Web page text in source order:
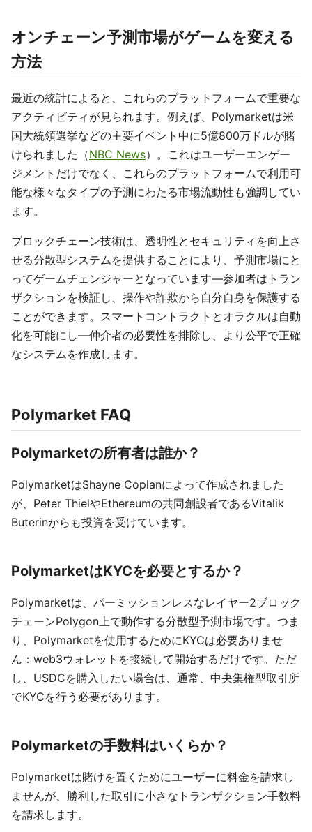
オンチェーン予測市場がゲームを変える
方法
最近の統計によると、これらのプラットフォームで重要な
アクティビティが見られます。例えば、Polymarketは米
国大統領選挙などの主要イベント中に5億800万ドルが賭
けられました（NBC News）。これはユーザーエンゲー
ジメントだけでなく、これらのプラットフォームで利用可
能な様々なタイプの予測にわたる市場流動性も強調してい
ます。
ブロックチェーン技術は、透明性とセキュリティを向上さ
せる分散型システムを提供することにより、予測市場にと
ってゲームチェンジャーとなっています—参加者はトラン
ザクションを検証し、操作や詐欺から自分自身を保護する
ことができます。スマートコントラクトとオラクルは自動
化を可能にし—仲介者の必要性を排除し、より公平で正確
なシステムを作成します。
Polymarket FAQ
Polymarketの所有者は誰か？
PolymarketはShayne Coplanによって作成されました
が、Peter ThielやEthereumの共同創設者であるVitalik
Buterinからも投資を受けています。
PolymarketはKYCを必要とするか？
Polymarketは、パーミッションレスなレイヤー2ブロック
チェーンPolygon上で動作する分散型予測市場です。つま
り、Polymarketを使用するためにKYCは必要ありませ
ん：web3ウォレットを接続して開始するだけです。ただ
し、USDCを購入したい場合は、通常、中央集権型取引所
でKYCを行う必要があります。
Polymarketの手数料はいくらか？
Polymarketは賭けを置くためにユーザーに料金を請求し
ませんが、勝利した取引に小さなトランザクション手数料
を請求します。